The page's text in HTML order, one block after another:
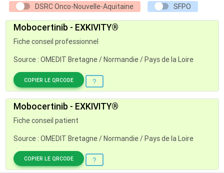
DSRC Onco-Nouvelle-Aquitaine
SFPO
Mobocertinib - EXKIVITY®
Fiche conseil professionnel
Source : OMEDIT Bretagne / Normandie / Pays de la Loire
COPIER LE QRCODE
Mobocertinib - EXKIVITY®
Fiche conseil patient
Source : OMEDIT Bretagne / Normandie / Pays de la Loire
COPIER LE QRCODE